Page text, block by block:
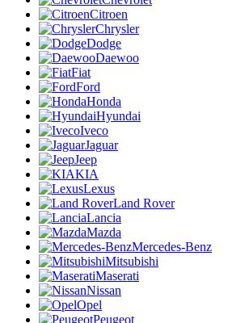
Citroen
Chrysler
Dodge
Daewoo
Fiat
Ford
Honda
Hyundai
Iveco
Jaguar
Jeep
KIA
Lexus
Land Rover
Lancia
Mazda
Mercedes-Benz
Mitsubishi
Maserati
Nissan
Opel
Peugeot